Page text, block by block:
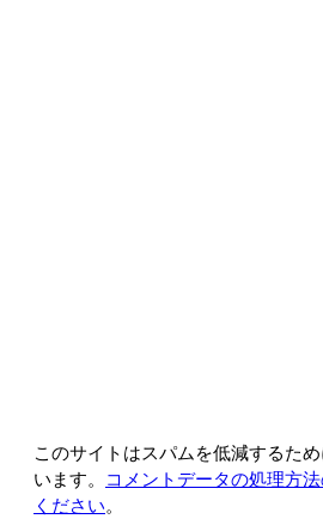
このサイトはスパムを低減するた
います。 コメントデータの処理方
ください。